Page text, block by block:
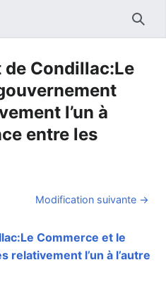
de Condillac:Le
l’un à
entre les
Modification suivante →
Commerce et le
l’un à l’autre